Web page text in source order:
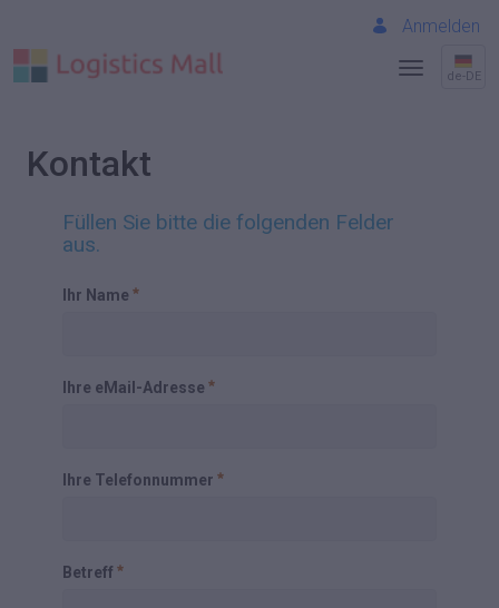
Anmelden
de-DE
Kontakt
Füllen Sie bitte die folgenden Felder
aus.
Ihr Name
Ihre eMail-Adresse
Ihre Telefonnummer
Betreff